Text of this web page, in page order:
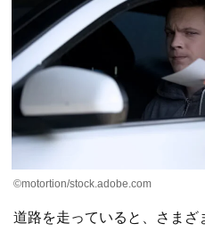
©motortion/stock.adobe.com
道路を走っていると、さま